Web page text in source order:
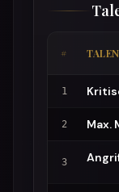
#
1
2 Max.
3